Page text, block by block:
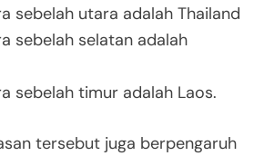
sebelah utara adalah Thailand
sebelah selatan adalah
sebelah timur adalah Laos.
tersebut juga berpengaruh